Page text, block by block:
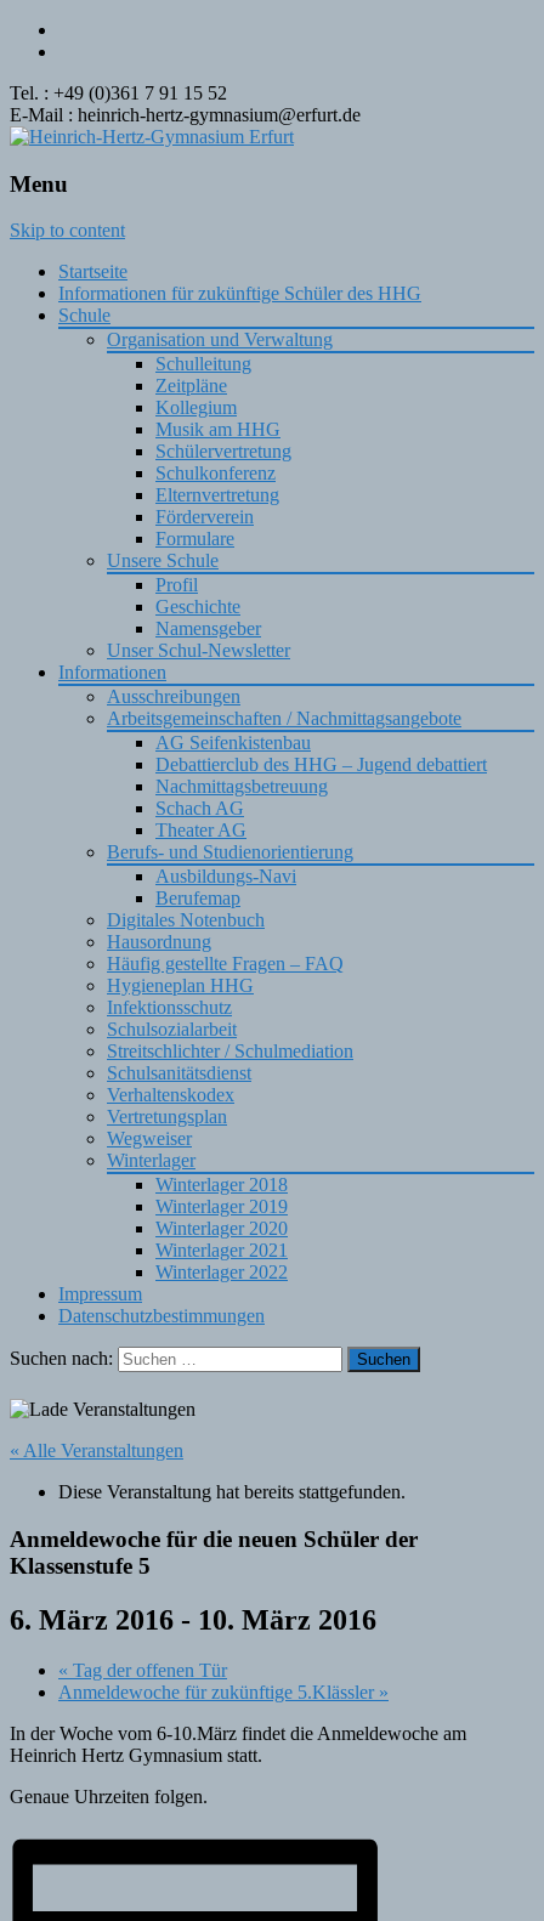
Tel. : +49 (0)361 7 91 15 52
E-Mail : heinrich-hertz-gymnasium@erfurt.de
Menu
Skip to content
Startseite
Informationen für zukünftige Schüler des HHG
Schule
Organisation und Verwaltung
Schulleitung
Zeitpläne
Kollegium
Musik am HHG
Schülervertretung
Schulkonferenz
Elternvertretung
Förderverein
Formulare
Unsere Schule
Profil
Geschichte
Namensgeber
Unser Schul-Newsletter
Informationen
Ausschreibungen
Arbeitsgemeinschaften / Nachmittagsangebote
AG Seifenkistenbau
Debattierclub des HHG – Jugend debattiert
Nachmittagsbetreuung
Schach AG
Theater AG
Berufs- und Studienorientierung
Ausbildungs-Navi
Berufemap
Digitales Notenbuch
Hausordnung
Häufig gestellte Fragen – FAQ
Hygieneplan HHG
Infektionsschutz
Schulsozialarbeit
Streitschlichter / Schulmediation
Schulsanitätsdienst
Verhaltenskodex
Vertretungsplan
Wegweiser
Winterlager
Winterlager 2018
Winterlager 2019
Winterlager 2020
Winterlager 2021
Winterlager 2022
Impressum
Datenschutzbestimmungen
Suchen nach:
« Alle Veranstaltungen
Diese Veranstaltung hat bereits stattgefunden.
Anmeldewoche für die neuen Schüler der
Klassenstufe 5
6. März 2016 - 10. März 2016
« Tag der offenen Tür
Anmeldewoche für zukünftige 5.Klässler »
In der Woche vom 6-10.März findet die Anmeldewoche am
Heinrich Hertz Gymnasium statt.
Genaue Uhrzeiten folgen.